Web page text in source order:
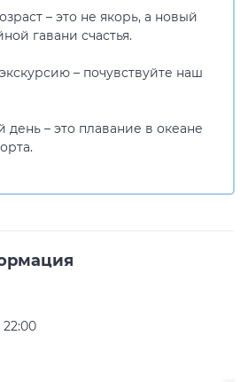
– это не якорь, а новый
гавани счастья.
– почувствуйте наш
– это плавание в океане